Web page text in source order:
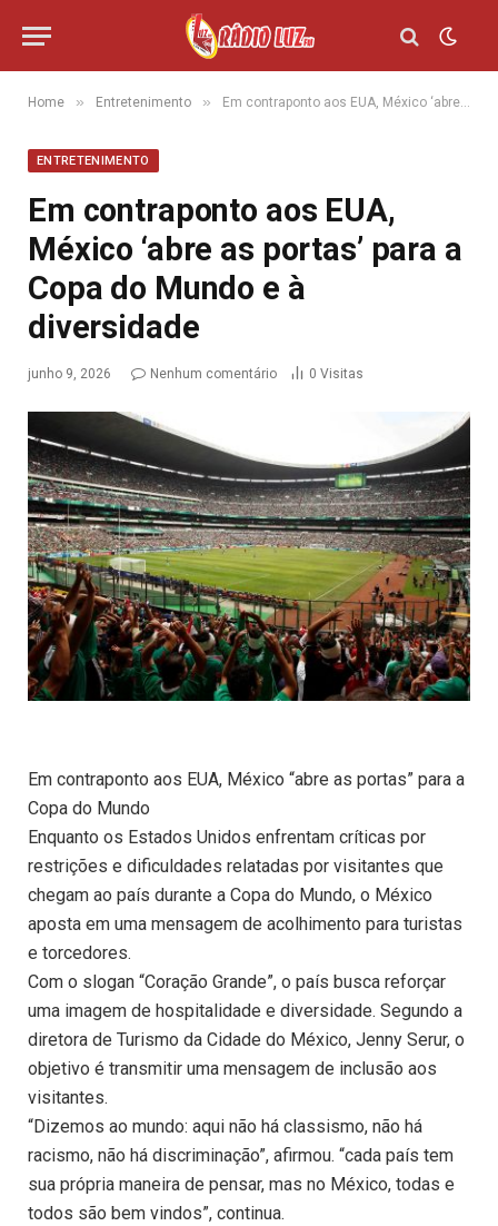
Home » Entretenimento » Em contraponto aos EUA, México ‘abre as portas’ para a Copa do Mundo e à diversidade
ENTRETENIMENTO
Em contraponto aos EUA,
México ‘abre as portas’ para a
Copa do Mundo e à
diversidade
junho 9, 2026 Nenhum comentário 0 Visitas
Em contraponto aos EUA, México “abre as portas” para a
Copa do Mundo
Enquanto os Estados Unidos enfrentam críticas por
restrições e dificuldades relatadas por visitantes que
chegam ao país durante a Copa do Mundo, o México
aposta em uma mensagem de acolhimento para turistas
e torcedores.
Com o slogan “Coração Grande”, o país busca reforçar
uma imagem de hospitalidade e diversidade. Segundo a
diretora de Turismo da Cidade do México, Jenny Serur, o
objetivo é transmitir uma mensagem de inclusão aos
visitantes.
“Dizemos ao mundo: aqui não há classismo, não há
racismo, não há discriminação”, afirmou. “cada país tem
sua própria maneira de pensar, mas no México, todas e
todos são bem vindos”, continua.